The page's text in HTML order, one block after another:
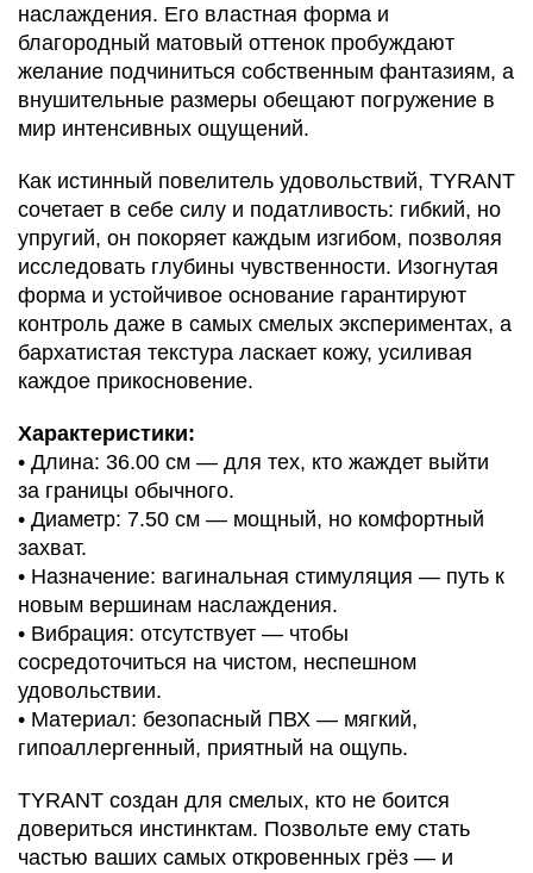
наслаждения. Его властная форма и
благородный матовый оттенок пробуждают
желание подчиниться собственным фантазиям, а
внушительные размеры обещают погружение в
мир интенсивных ощущений.
Как истинный повелитель удовольствий, TYRANT
сочетает в себе силу и податливость: гибкий, но
упругий, он покоряет каждым изгибом, позволяя
исследовать глубины чувственности. Изогнутая
форма и устойчивое основание гарантируют
контроль даже в самых смелых экспериментах, а
бархатистая текстура ласкает кожу, усиливая
каждое прикосновение.
Характеристики:
• Длина: 36.00 см — для тех, кто жаждет выйти
за границы обычного.
• Диаметр: 7.50 см — мощный, но комфортный
захват.
• Назначение: вагинальная стимуляция — путь к
новым вершинам наслаждения.
• Вибрация: отсутствует — чтобы
сосредоточиться на чистом, неспешном
удовольствии.
• Материал: безопасный ПВХ — мягкий,
гипоаллергенный, приятный на ощупь.
TYRANT создан для смелых, кто не боится
довериться инстинктам. Позвольте ему стать
частью ваших самых откровенных грёз — и